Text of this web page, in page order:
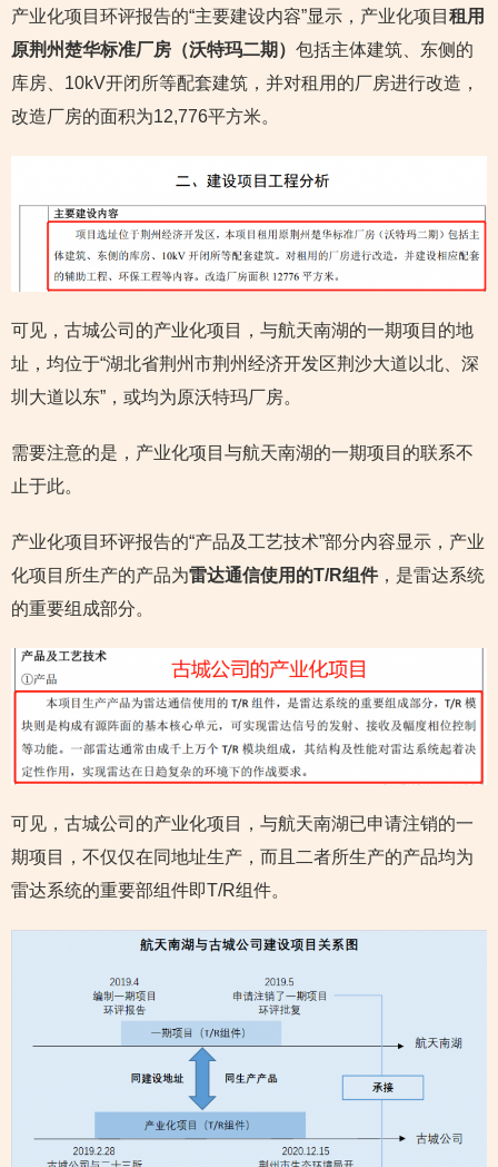
产业化项目环评报告的“主要建设内容”显示，产业化项目 租用
原荆州楚华标准厂房（沃特玛二期） 包括主体建筑、东侧的
库房、10kV开闭所等配套建筑，并对租用的厂房进行改造，
改造厂房的面积为12,776平方米。
可见，古城公司的产业化项目，与航天南湖的一期项目的地
址，均位于“湖北省荆州市荆州经济开发区荆沙大道以北、深
圳大道以东”，或均为原沃特玛厂房。
需要注意的是，产业化项目与航天南湖的一期项目的联系不
止于此。
产业化项目环评报告的“产品及工艺技术”部分内容显示，产业
化项目所生产的产品为雷达通信使用的T/R组件，是雷达系统
的重要组成部分。
可见，古城公司的产业化项目，与航天南湖已申请注销的一
期项目，不仅仅在同地址生产，而且二者所生产的产品均为
雷达系统的重要部组件即T/R组件。